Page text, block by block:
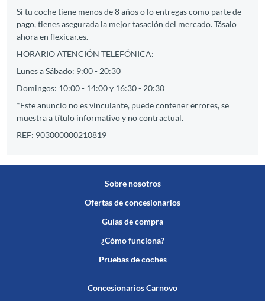
Si tu coche tiene menos de 8 años o lo entregas como parte de
pago, tienes asegurada la mejor tasación del mercado. Tásalo
ahora en flexicar.es.
HORARIO ATENCIÓN TELEFÓNICA:
Lunes a Sábado: 9:00 - 20:30
Domingos: 10:00 - 14:00 y 16:30 - 20:30
*Este anuncio no es vinculante, puede contener errores, se
muestra a título informativo y no contractual.
REF: 903000000210819
Sobre nosotros
Ofertas de concesionarios
Guías de compra
¿Cómo funciona?
Pruebas de coches
Concesionarios Carnovo